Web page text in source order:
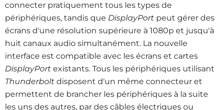
connecter pratiquement tous les types de
périphériques, tandis que DisplayPort peut gérer des
écrans d'une résolution supérieure à 1080p et jusqu'à
huit canaux audio simultanément. La nouvelle
interface est compatible avec les écrans et cartes
DisplayPort existants. Tous les périphériques utilisant
Thunderbolt disposent d'un même connecteur et
permettent de brancher les périphériques à la suite
les uns des autres, par des câbles électriques ou